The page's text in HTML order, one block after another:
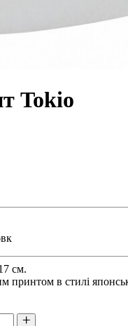
Tokio
см.
принтом в стилі